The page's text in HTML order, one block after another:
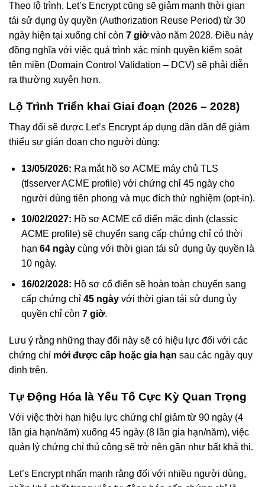
Theo lộ trình, Let’s Encrypt cũng sẽ giảm mạnh thời gian
tái sử dụng ủy quyền (Authorization Reuse Period) từ 30
ngày hiện tại xuống chỉ còn 7 giờvào năm 2028. Điều này
đồng nghĩa với việc quá trình xác minh quyền kiểm soát
tên miền (Domain Control Validation – DCV) sẽ phải diễn
ra thường xuyên hơn.
Lộ Trình Triển khai Giai đoạn (2026 – 2028)
Thay đổi sẽ được Let’s Encrypt áp dụng dần dần để giảm
thiểu sự gián đoạn cho người dùng:
13/05/2026: Ra mắt hồ sơ ACME máy chủ TLS
(tlsserver ACME profile) với chứng chỉ 45 ngày cho
người dùng tiên phong và mục đích thử nghiệm (opt-in).
10/02/2027: Hồ sơ ACME cổ điển mặc định (classic
ACME profile) sẽ chuyển sang cấp chứng chỉ có thời
hạn 64 ngàycùng với thời gian tái sử dụng ủy quyền là
10 ngày.
16/02/2028: Hồ sơ cổ điển sẽ hoàn toàn chuyển sang
cấp chứng chỉ 45 ngàyvới thời gian tái sử dụng ủy
quyền chỉ còn 7 giờ.
Lưu ý rằng những thay đổi này sẽ có hiệu lực đối với các
chứng chỉ mới được cấp hoặc gia hạn sau các ngày quy
định trên.
Tự Động Hóa là Yếu Tố Cực Kỳ Quan Trọng
Với việc thời hạn hiệu lực chứng chỉ giảm từ 90 ngày (4
lần gia hạn/năm) xuống 45 ngày (8 lần gia hạn/năm), việc
quản lý chứng chỉ thủ công sẽ trở nên gần như bất khả thi.
Let’s Encrypt nhấn mạnh rằng đối với nhiều người dùng,